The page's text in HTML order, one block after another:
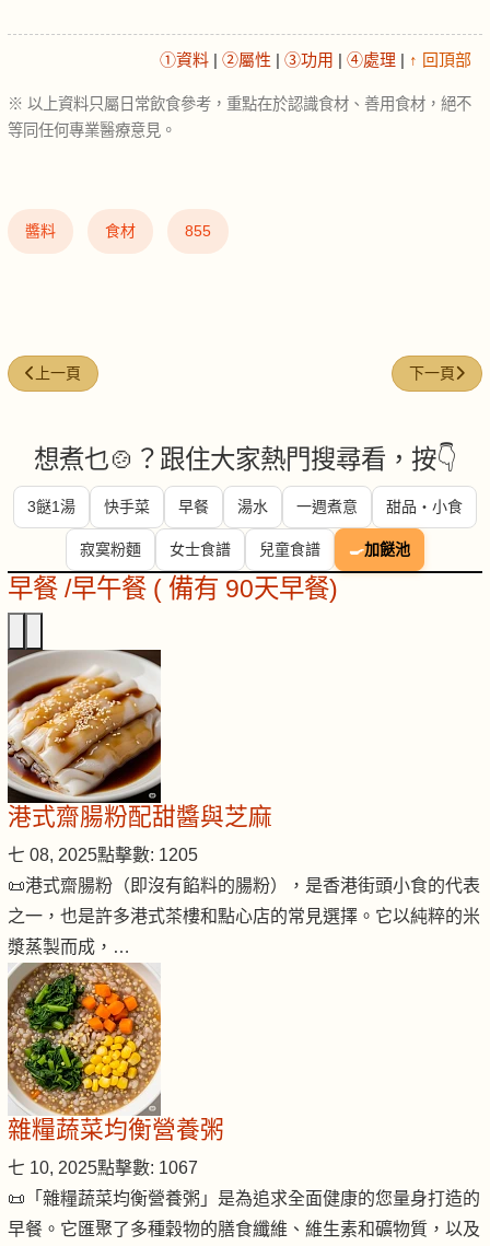
①資料 | ②屬性 | ③功用 | ④處理 | ↑ 回頂部
※ 以上資料只屬日常飲食參考，重點在於認識食材、善用食材，絕不
等同任何專業醫療意見。
醬料 食材 855
上一篇文章: 蘿蔔乾 (Dried radish)
上一頁 下一篇文
下一頁
想煮乜🍲？跟住大家熱門搜尋看，按👇
3餸1湯 快手菜 早餐 湯水 一週煮意 甜品・小食
寂寞粉麵 女士食譜 兒童食譜 🍳加餸池
早餐 /早午餐 ( 備有 90天早餐)
港式齋腸粉配甜醬與芝麻
七 08, 2025點擊數: 1205
📜港式齋腸粉（即沒有餡料的腸粉），是香港街頭小食的代表
之一，也是許多港式茶樓和點心店的常見選擇。它以純粹的米
漿蒸製而成，…
雜糧蔬菜均衡營養粥
七 10, 2025點擊數: 1067
📜「雜糧蔬菜均衡營養粥」是為追求全面健康的您量身打造的
早餐。它匯聚了多種穀物的膳食纖維、維生素和礦物質，以及